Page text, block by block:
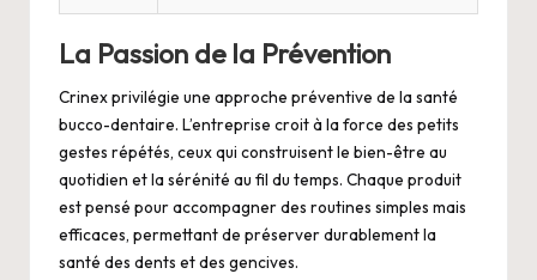
La Passion de la Prévention
Crinex privilégie une approche préventive de la santé
bucco-dentaire. L’entreprise croit à la force des petits
gestes répétés, ceux qui construisent le bien-être au
quotidien et la sérénité au fil du temps. Chaque produit
est pensé pour accompagner des routines simples mais
efficaces, permettant de préserver durablement la
santé des dents et des gencives.